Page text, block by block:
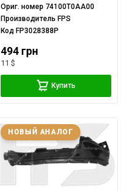
Ориг. номер 74100T0AA00
Производитель FPS
Код FP3028388P
494 грн
11 $
Купить
НОВЫЙ АНАЛОГ